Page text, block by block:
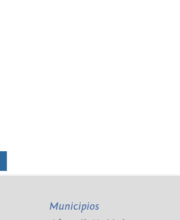
Municipios